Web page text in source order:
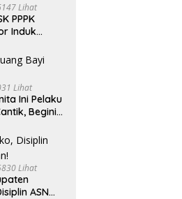
Lihat
PPPK
Induk
Lihat
Ini Pelaku
Begini
Lihat
ASN